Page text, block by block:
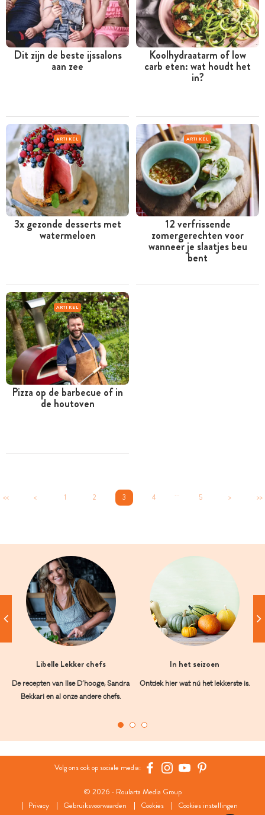
Dit zijn de beste ijssalons
aan zee
Koolhydraatarm of low
carb eten: wat houdt het
in?
ARTIKEL
3x gezonde desserts met
watermeloen
ARTIKEL
12 verfrissende
zomergerechten voor
wanneer je slaatjes beu
bent
ARTIKEL
Pizza op de barbecue of in
de houtoven
<< < 1 2 3 4 ... 5 > >>
Libelle Lekker chefs
De recepten van Ilse D’hooge, Sandra
Bekkari en al onze andere chefs.
In het seizoen
Ontdek hier wat nú het lekkerste is.
Volg ons ook op sociale media:
© 2026 - Roularta Media Group
Privacy
Gebruiksvoorwaarden Cookies Cookies instellingen